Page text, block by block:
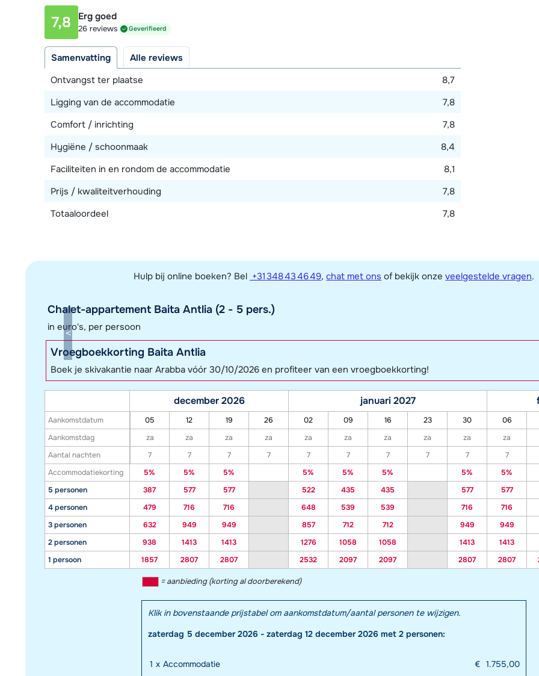
7,8 Erg goed
26 reviews Geverifieerd
Samenvatting
Alle reviews
Ontvangst ter plaatse
8,7
Ligging van de accommodatie
7,8
Comfort / inrichting
7,8
Hygiëne / schoonmaak
8,4
Faciliteiten in en rondom de accommodatie
8,1
Prijs / kwaliteitverhouding
7,8
Totaaloordeel
7,8
Hulp bij online boeken? Bel +31 348 43 46 49,chat met ons of bekijk onzeveelgestelde vragen.
Chalet-appartement Baita Antlia (2 - 5 pers.)
in euro's, per persoon
Vroegboekkorting Baita Antlia
Boek je skivakantie naar Arabba vóór 30/10/2026 en profiteer van een vroegboekkorting!
Aankomstdatum
Aankomstdag
Aantal nachten
Accommodatiekorting
5 personen
4 personen
3 personen
2 personen
1 persoon
december 2026 januari 2027
05 12 19 26 02 09 16 23 30 06
za
za za za za za za za za za
7
7 7 7 7 7 7 7 7 7
5%
5% 5% 5% 5% 5% 5% 5%
387
577 577 522 435 435 577 577
479
716 716 648 539 539 716 716
632
949 949 857 712 712 949 949
938
1413 1413 1276 1058 1058 1413 1413
1857
2807 2807 2532 2097 2097 2807 2807
= aanbieding (korting al doorberekend)
Klik in bovenstaande prijstabel om aankomstdatum/aantal personen te wijzigen.
zaterdag 5 december 2026 - zaterdag 12 december 2026 met 2 personen:
1 x Accommodatie € 1.755,00